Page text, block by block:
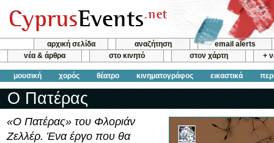
αρχική σελίδα αναζήτηση
email alerts
νέα & άρθρα
στο κινητό στον χάρτη +
μουσική χορός θέατρο κινηματογράφος εικαστικά
Ο Πατέρας
«Ο Πατέρας» του Φλοριάν
Ζελλέρ. Ένα έργο που θα